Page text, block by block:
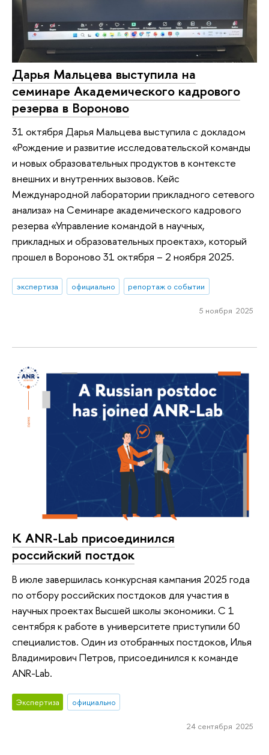
Дарья Мальцева выступила на
семинаре Академического кадрового
резерва в Вороново
31 октября Дарья Мальцева выступила с докладом
«Рождение и развитие исследовательской команды
и новых образовательных продуктов в контексте
внешних и внутренних вызовов. Кейс
Международной лаборатории прикладного сетевого
анализа» на Семинаре академического кадрового
резерва «Управление командой в научных,
прикладных и образовательных проектах», который
прошел в Вороново 31 октября – 2 ноября 2025.
экспертиза официально репортаж о событии
5 ноября 2025
К ANR-Lab присоединился
российский постдок
В июле завершилась конкурсная кампания 2025 года
по отбору российских постдоков для участия в
научных проектах Высшей школы экономики. С 1
сентября к работе в университете приступили 60
специалистов. Один из отобранных постдоков, Илья
Владимирович Петров, присоединился к команде
ANR-Lab.
Экспертиза официально
24 сентября 2025